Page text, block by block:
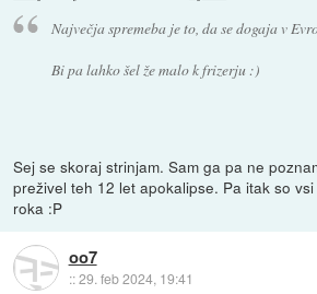
Največja spremeba je to, da se dogaja v
Bi pa lahko šel že malo k frizerju :)
Sej se skoraj strinjam. Sam ga pa ne
preživel teh 12 let apokalipse. Pa itak so
roka :P
oo7
::29. feb 2024, 19:41